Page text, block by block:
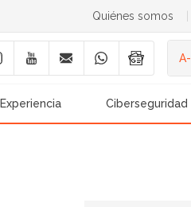
Quiénes somos
A-
Experiencia Ciberseguridad